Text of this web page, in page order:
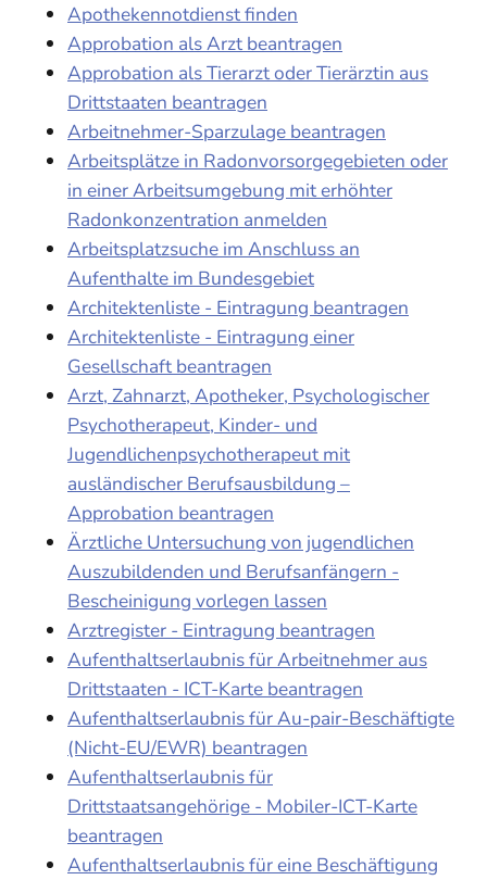
Apothekennotdienst finden
Approbation als Arzt beantragen
Approbation als Tierarzt oder Tierärztin aus
Drittstaaten beantragen
Arbeitnehmer-Sparzulage beantragen
Arbeitsplätze in Radonvorsorgegebieten oder
in einer Arbeitsumgebung mit erhöhter
Radonkonzentration anmelden
Arbeitsplatzsuche im Anschluss an
Aufenthalte im Bundesgebiet
Architektenliste - Eintragung beantragen
Architektenliste - Eintragung einer
Gesellschaft beantragen
Arzt, Zahnarzt, Apotheker, Psychologischer
Psychotherapeut, Kinder- und
Jugendlichenpsychotherapeut mit
ausländischer Berufsausbildung –
Approbation beantragen
Ärztliche Untersuchung von jugendlichen
Auszubildenden und Berufsanfängern -
Bescheinigung vorlegen lassen
Arztregister - Eintragung beantragen
Aufenthaltserlaubnis für Arbeitnehmer aus
Drittstaaten - ICT-Karte beantragen
Aufenthaltserlaubnis für Au-pair-Beschäftigte
(Nicht-EU/EWR) beantragen
Aufenthaltserlaubnis für
Drittstaatsangehörige - Mobiler-ICT-Karte
beantragen
Aufenthaltserlaubnis für eine Beschäftigung